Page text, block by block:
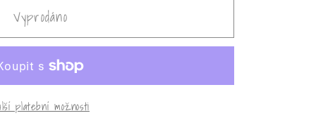
Vyprodáno
platební možnosti